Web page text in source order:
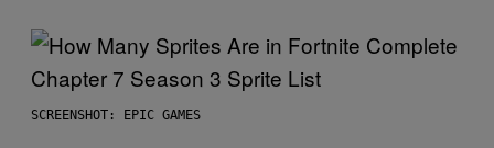
SCREENSHOT: EPIC GAMES